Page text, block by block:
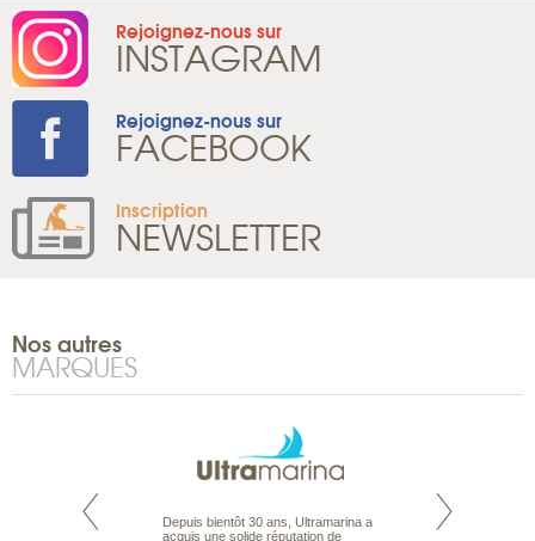
Rejoignez-nous sur
INSTAGRAM
Rejoignez-nous sur
FACEBOOK
Inscription
NEWSLETTER
Nos autres
MARQUES
est le spécialiste
Depuis bientôt 30 ans, Ultramarina a
acquis une solide réputation de
Expert du voyage